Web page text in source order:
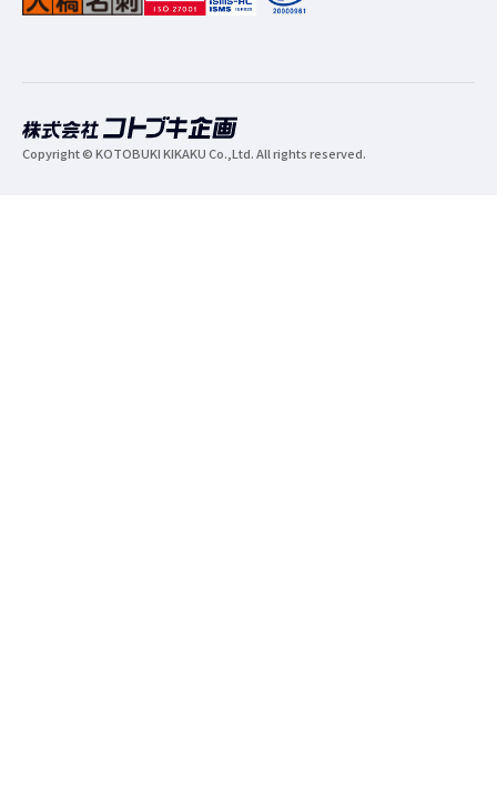
Copyright © KOTOBUKI KIKAKU Co.,Ltd. All rights reserved.